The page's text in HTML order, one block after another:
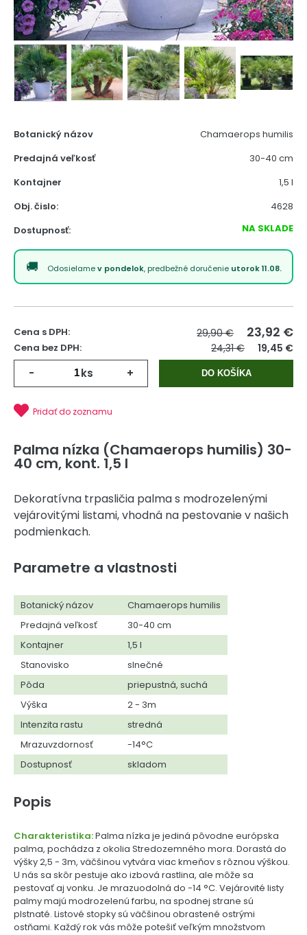
Botanický názov
Chamaerops humilis
Predajná veľkosť
30-40 cm
Kontajner
1,5 l
Obj. čislo:
4628
Dostupnosť:
NA SKLADE
Odosielamev pondelok, predbežné doručenie utorok 11.08.
Cena s DPH: 29,90 € 23,92 €
Cena bez DPH: 24,31 € 19,45 €
- ks + DO KOŠÍKA
Pridať do zoznamu
Palma nízka (Chamaerops humilis) 30-
40 cm, kont. 1,5 l
Dekoratívna trpasličia palma s modrozelenými
vejárovitými listami, vhodná na pestovanie v našich
podmienkach.
Parametre a vlastnosti
Botanický názov
Chamaerops humilis
Predajná veľkosť
30-40 cm
Kontajner
1,5 l
Stanovisko
slnečné
Pôda
priepustná, suchá
Výška
2 - 3m
Intenzita rastu
stredná
Mrazuvzdornosť
-14°C
Dostupnosť
skladom
Popis
Charakteristika:Palma nízka je jediná pôvodne európska
palma, pochádza z okolia Stredozemného mora. Dorastá do
výšky 2,5 - 3m, väčšinou vytvára viac kmeňov s rôznou výškou.
U nás sa skôr pestuje ako izbová rastlina, ale môže sa
pestovať aj vonku. Je mrazuodolná do -14 °C. Vejárovité listy
palmy majú modrozelenú farbu, na spodnej strane sú
plstnaté. Listové stopky sú väčšinou obrastené ostrými
ostňami. Každý rok vás môže potešiť veľkým množstvom